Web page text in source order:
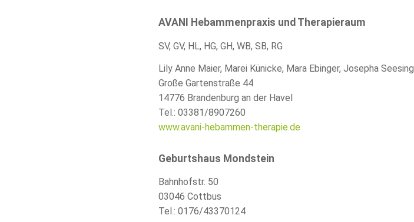
AVANI Hebammenpraxis und Therapieraum
SV, GV, HL, HG, GH, WB, SB, RG
Lily Anne Maier, Marei Künicke, Mara Ebinger, Josepha Seesing
Große Gartenstraße 44
14776 Brandenburg an der Havel
Tel.: 03381/8907260
www.avani-hebammen-therapie.de
Geburtshaus Mondstein
Bahnhofstr. 50
03046 Cottbus
Tel.: 0176/43370124